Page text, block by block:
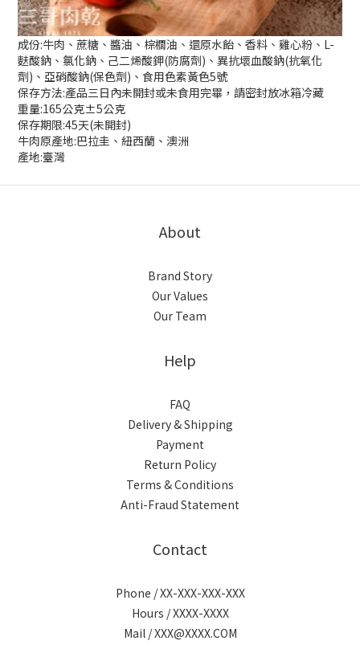
成份:牛肉、蔗糖、醬油、棕櫚油、還原水飴、香料、雞心粉、L-
麩酸鈉、氯化鈉、己二烯酸鉀(防腐劑)、異抗壞血酸鈉(抗氧化
劑)、亞硝酸鈉(保色劑)、食用色素黃色5號
保存方法:產品三日內未開封或未食用完畢，請密封放冰箱冷藏
重量:165公克±5公克
保存期限:45天(未開封)
牛肉原產地:巴拉圭、紐西蘭、澳洲
產地:臺灣
About
Brand Story
Our Values
Our Team
Help
FAQ
Delivery & Shipping
Payment
Return Policy
Terms & Conditions
Anti-Fraud Statement
Contact
Phone / XX-XXX-XXX-XXX
Hours / XXXX-XXXX
Mail / XXX@XXXX.COM